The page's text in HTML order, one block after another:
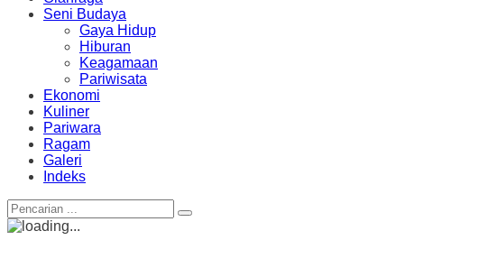
Seni Budaya
Gaya Hidup
Hiburan
Keagamaan
Pariwisata
Ekonomi
Kuliner
Pariwara
Ragam
Galeri
Indeks